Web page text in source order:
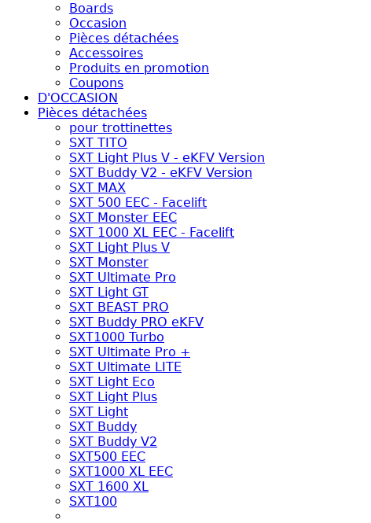
Boards
Occasion
Pièces détachées
Accessoires
Produits en promotion
Coupons
D'OCCASION
Pièces détachées
pour trottinettes
SXT TITO
SXT Light Plus V - eKFV Version
SXT Buddy V2 - eKFV Version
SXT MAX
SXT 500 EEC - Facelift
SXT Monster EEC
SXT 1000 XL EEC - Facelift
SXT Light Plus V
SXT Monster
SXT Ultimate Pro
SXT Light GT
SXT BEAST PRO
SXT Buddy PRO eKFV
SXT1000 Turbo
SXT Ultimate Pro +
SXT Ultimate LITE
SXT Light Eco
SXT Light Plus
SXT Light
SXT Buddy
SXT Buddy V2
SXT500 EEC
SXT1000 XL EEC
SXT 1600 XL
SXT100